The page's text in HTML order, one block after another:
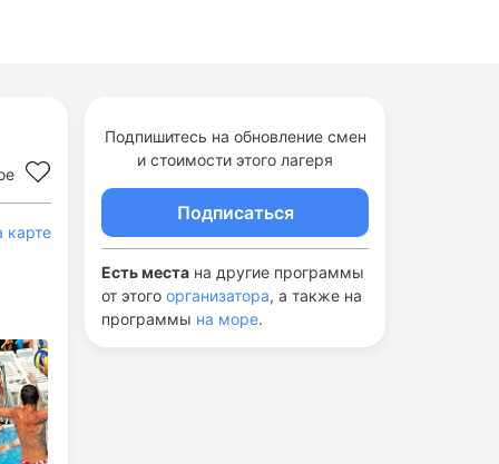
карте
Подпишитесь на обновление смен
и стоимости этого лагеря
Подписаться
Есть места на другие программы
от этого организатора, а также на
программы на море.